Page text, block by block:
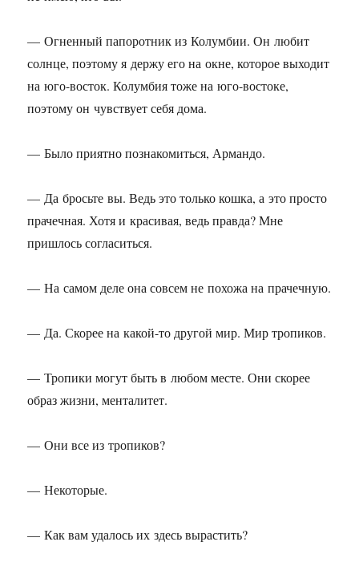
— Огненный папоротник из Колумбии. Он любит
солнце, поэтому я держу его на окне, которое выходит
на юго-восток. Колумбия тоже на юго-востоке,
поэтому он чувствует себя дома.
— Было приятно познакомиться, Армандо.
— Да бросьте вы. Ведь это только кошка, а это просто
прачечная. Хотя и красивая, ведь правда? Мне
пришлось согласиться.
— На самом деле она совсем не похожа на прачечную.
— Да. Скорее на какой-то другой мир. Мир тропиков.
— Тропики могут быть в любом месте. Они скорее
образ жизни, менталитет.
— Они все из тропиков?
— Некоторые.
— Как вам удалось их здесь вырастить?